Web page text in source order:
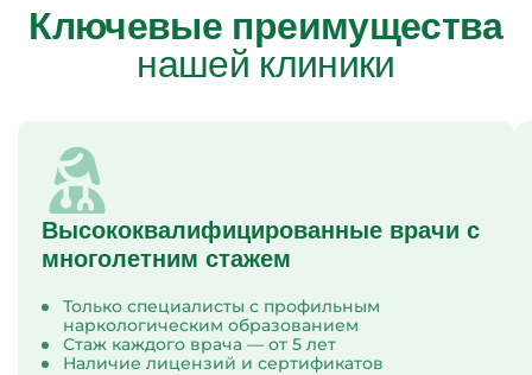
Ключевые преимущества
нашей клиники
Высококвалифицированные врачи с
многолетним стажем
Только специалисты с профильным
наркологическим образованием
Стаж каждого врача — от 5 лет
Наличие лицензий и сертификатов